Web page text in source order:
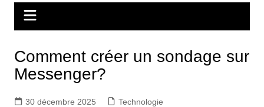
Comment créer un sondage sur
Messenger?
30 décembre 2025 Technologie